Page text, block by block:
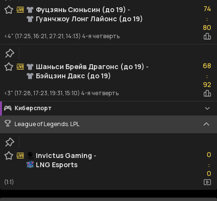
Фуцзянь Сюньсин (до 19) -
Гуанчжоу Лонг Лайонс (до 19)
74
:80
80
<4" (17:25, 16:21, 27:21, 14:13) 4-я четверть
Шаньси Брейв Драгонс (до 19) -
Бэйцзин Дакс (до 19)
68
:92
92
<3" (17:28, 17:23, 19:31, 15:10) 4-я четверть
Киберспорт
League of Legends. LPL
Invictus Gaming -
LNG Esports
0
:0
0
(1:1)